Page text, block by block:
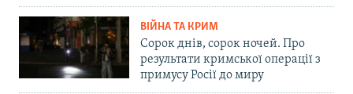
ВІЙНА ТА КРИМ
Сорок днів, сорок ночей. Про
результати кримської операції з
примусу Росії до миру